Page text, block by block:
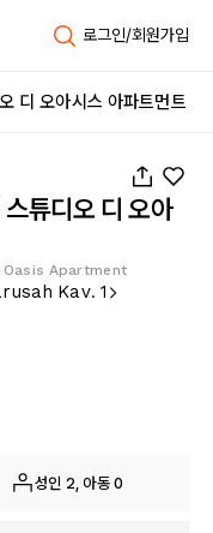
로그인/회원가입
디 오아시스 아파트먼트
튜디오 디 오아
Apartment
Kav. 1
성인 2, 아동 0